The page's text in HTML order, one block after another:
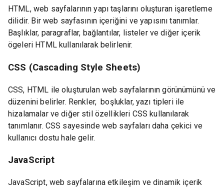
HTML, web sayfalarının yapı taşlarını oluşturan işaretleme
dilidir. Bir web sayfasının içeriğini ve yapısını tanımlar.
Başlıklar, paragraflar, bağlantılar, listeler ve diğer içerik
ögeleri HTML kullanılarak belirlenir.
CSS (Cascading Style Sheets)
CSS, HTML ile oluşturulan web sayfalarının görünümünü ve
düzenini belirler. Renkler, boşluklar, yazı tipleri ile
hizalamalar ve diğer stil özellikleri CSS kullanılarak
tanımlanır. CSS sayesinde web sayfaları daha çekici ve
kullanıcı dostu hale gelir.
JavaScript
JavaScript, web sayfalarına etkileşim ve dinamik içerik